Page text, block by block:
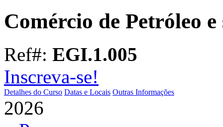
Comércio de Petróleo
Ref#: EGI.1.005
Inscreva-se!
Detalhes do Curso Datas e Locais Outras Informações
2026